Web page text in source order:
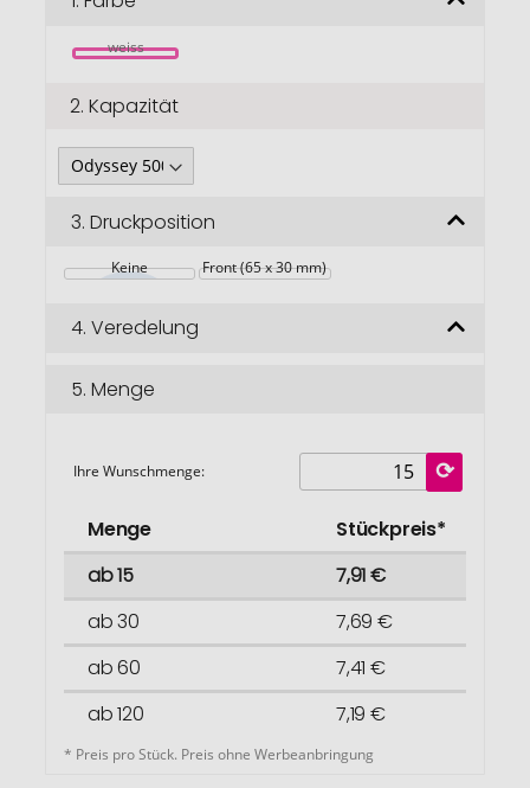
weiss
2. Kapazität
3. Druckposition
Keine Front (65 x 30 mm)
4. Veredelung
5. Menge
Ihre Wunschmenge:
Menge
Stückpreis*
ab 15
7,91 €
ab 30
7,69 €
ab 60
7,41 €
ab 120
7,19 €
* Preis pro Stück. Preis ohne Werbeanbringung